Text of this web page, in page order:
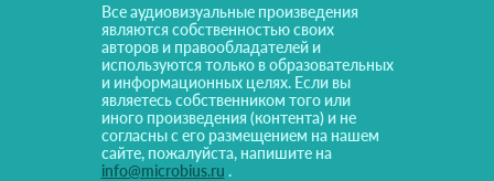
Все аудиовизуальные произведения
являются собственностью своих
авторов и правообладателей и
используются только в образовательных
и информационных целях. Если вы
являетесь собственником того или
иного произведения (контента) и не
согласны с его размещением на нашем
сайте, пожалуйста, напишите на
info@microbius.ru .